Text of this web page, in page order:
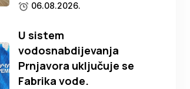
06.08.2026.
U sistem
vodosnabdijevanja
Prnjavora uključuje se
Fabrika vode.